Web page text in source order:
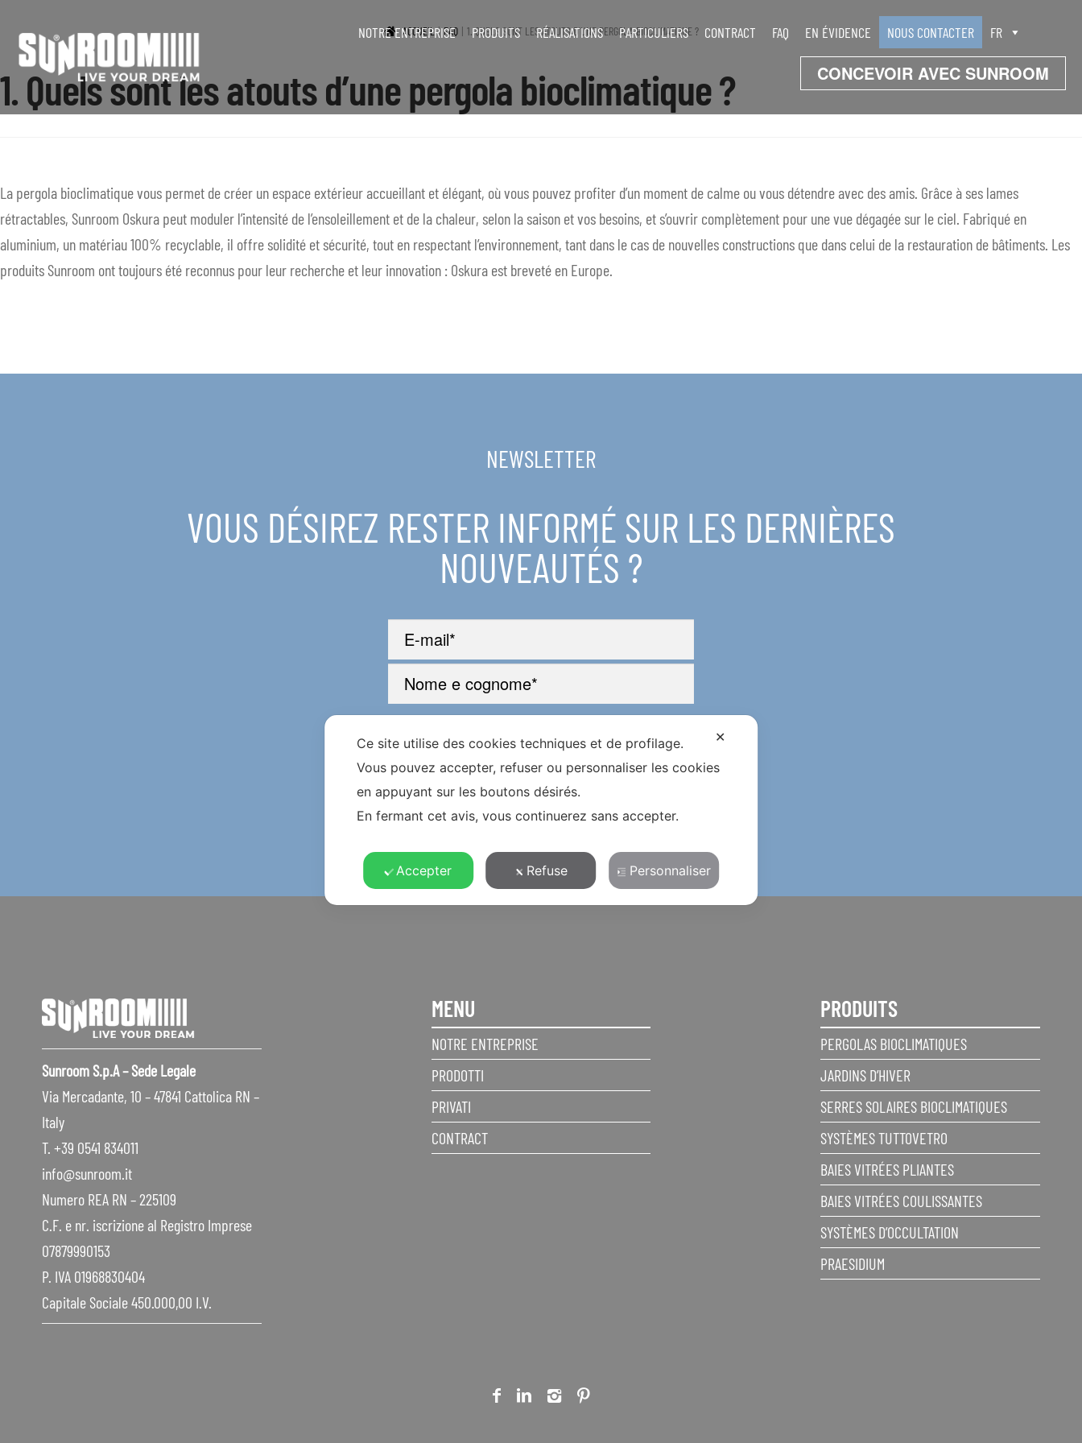
Aller
la
Aller
contenu
NOTRE ENTREPRISE PRODUITS RÉALISATIONS PARTICULIERS CONTRACT FAQ EN ÉVIDENCE NOUS CONTACTER FR
CONCEVOIR AVEC SUNROOM
ACCUEIL FAQ 1. QUELS SONT LES ATOUTS D’UNE PERGOLA BIOCLIMATIQUE ?
1. Quels sont les atouts d’une pergola bioclimatique ?
La pergola bioclimatique vous permet de créer un espace extérieur accueillant et élégant, où vous pouvez profiter d’un moment de calme ou vous détendre avec des amis. Grâce à ses lames
rétractables, Sunroom Oskura peut moduler l’intensité de l’ensoleillement et de la chaleur, selon la saison et vos besoins, et s’ouvrir complètement pour une vue dégagée sur le ciel. Fabriqué en
aluminium, un matériau 100% recyclable, il offre solidité et sécurité, tout en respectant l’environnement, tant dans le cas de nouvelles constructions que dans celui de la restauration de bâtiments. Les
produits Sunroom ont toujours été reconnus pour leur recherche et leur innovation : Oskura est breveté en Europe.
NEWSLETTER
VOUS DÉSIREZ RESTER INFORMÉ SUR LES DERNIÈRES
NOUVEAUTÉS ?
promozionale
Sunroom S.p.A – Sede Legale
Via Mercadante, 10 – 47841 Cattolica RN –
Italy
T. +39 0541 834011
info@sunroom.it
Numero REA RN – 225109
C.F. e nr. iscrizione al Registro Imprese
07879990153
P. IVA 01968830404
Capitale Sociale 450.000,00 I.V.
MENU
NOTRE ENTREPRISE
PRODOTTI
PRIVATI
CONTRACT
PRODUITS
PERGOLAS BIOCLIMATIQUES
JARDINS D’HIVER
SERRES SOLAIRES BIOCLIMATIQUES
SYSTÈMES TUTTOVETRO
BAIES VITRÉES PLIANTES
BAIES VITRÉES COULISSANTES
SYSTÈMES D’OCCULTATION
PRAESIDIUM
✕
Ce site utilise des cookies techniques et de profilage.
Vous pouvez accepter, refuser ou personnaliser les cookies
en appuyant sur les boutons désirés.
En fermant cet avis, vous continuerez sans accepter.
Accepter Refuse Personnaliser